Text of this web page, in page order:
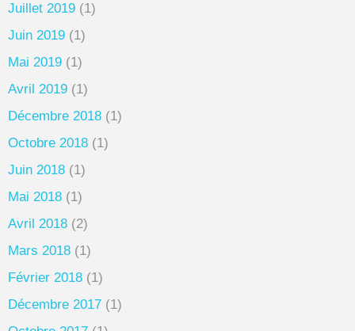
Juillet 2019 (1)
Juin 2019 (1)
Mai 2019 (1)
Avril 2019 (1)
Décembre 2018 (1)
Octobre 2018 (1)
Juin 2018 (1)
Mai 2018 (1)
Avril 2018 (2)
Mars 2018 (1)
Février 2018 (1)
Décembre 2017 (1)